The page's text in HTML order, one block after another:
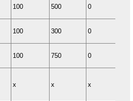
100 500 0
100 300 0
100 750 0
x x x